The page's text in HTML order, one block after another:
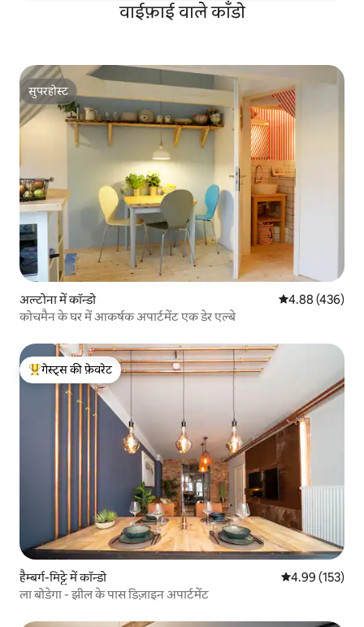
वाईफ़ाई वाले काँडो
सुपरहोस्ट
सुपरहोस्ट
अल्टोना में कॉन्डो औसत रेटिंग 5 में से
4.88 (436)
कोचमैन के घर में आकर्षक अपार्टमेंट एक डेर एल्बे
गेस्ट्स का टॉप फ़ेवरेट
गेस्ट्स की फ़ेवरेट
हैम्बर्ग-मिट्टे में कॉन्डो औसत रेटिंग 5 में से
4.99 (153)
ला बोडेगा - झील के पास डिज़ाइन अपार्टमेंट